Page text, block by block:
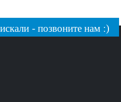
- позвоните нам :)